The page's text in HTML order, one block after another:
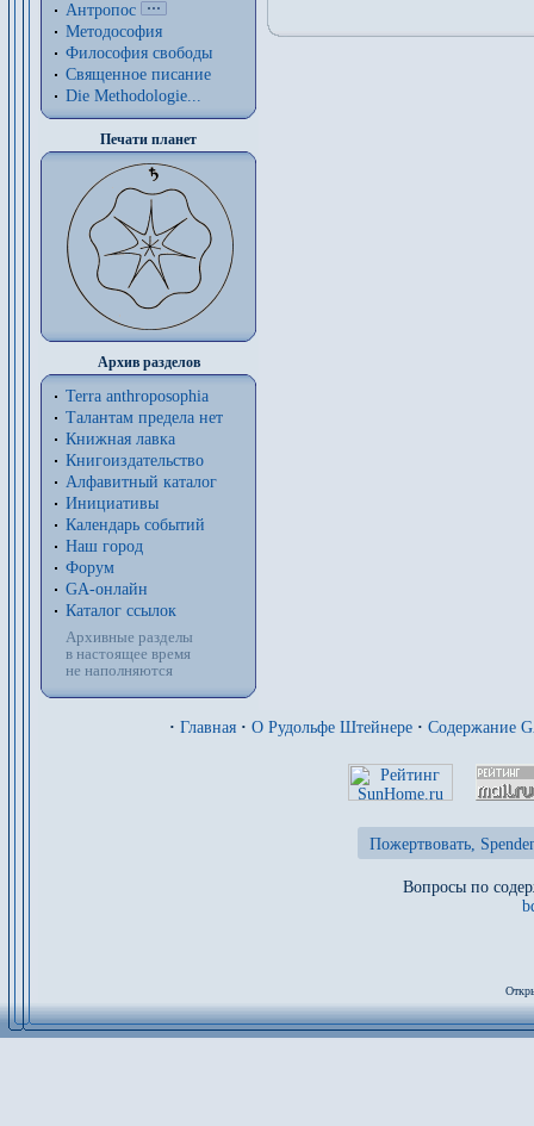
Антропос
Методософия
Философия cвободы
Священное писание
Die Methodologie...
Печати планет
Архив разделов
Terra anthroposophia
Талантам предела нет
Книжная лавка
Книгоиздательство
Алфавитный каталог
Инициативы
Календарь событий
Наш город
Форум
GA-онлайн
Каталог ссылок
Архивные разделы
в настоящее время
не наполняются
· Главная · О Рудольфе Штейнере · Содержание
Пожертвовать,
Вопросы по